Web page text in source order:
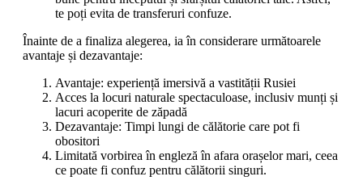
te poți evita de transferuri confuze.
Înainte de a finaliza alegerea, ia în considerare următoarele
avantaje și dezavantaje:
Avantaje: experiență imersivă a vastității Rusiei
Acces la locuri naturale spectaculoase, inclusiv munți și
lacuri acoperite de zăpadă
Dezavantaje: Timpi lungi de călătorie care pot fi
obositori
Limitată vorbirea în engleză în afara orașelor mari, ceea
ce poate fi confuz pentru călătorii singuri.